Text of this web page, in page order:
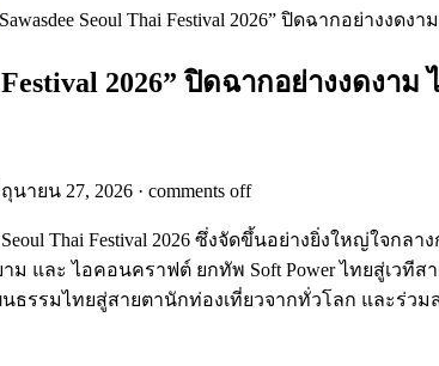
Seoul Thai Festival 2026” ปิดฉากอย่าง
Festival 2026” ปิดฉากอย่างงด
นายน 27, 2026 · comments off
Seoul Thai Festival 2026 ซึ่งจัดขึ้นอย่างยิ่งใหญ่ใจ
ม และ ไอคอนคราฟต์ ยกทัพ Soft Power ไทยสู่เ
รรมไทยสู่สายตานักท่องเที่ยวจากทั่วโลก และร่ว